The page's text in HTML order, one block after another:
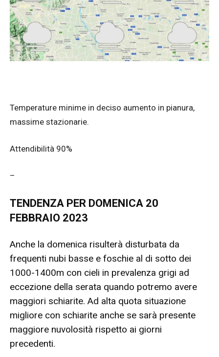
Temperature minime in deciso aumento in pianura,
massime stazionarie.
Attendibilità 90%
–
TENDENZA PER DOMENICA 20
FEBBRAIO 2023
Anche la domenica risulterà disturbata da
frequenti nubi basse e foschie al di sotto dei
1000-1400m con cieli in prevalenza grigi ad
eccezione della serata quando potremo avere
maggiori schiarite. Ad alta quota situazione
migliore con schiarite anche se sarà presente
maggiore nuvolosità rispetto ai giorni
precedenti.